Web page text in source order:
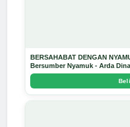
BERSAHABAT DENGAN
Bersumber Nyamuk - Arda